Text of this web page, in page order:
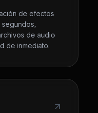
de efectos
de audio
de inmediato.